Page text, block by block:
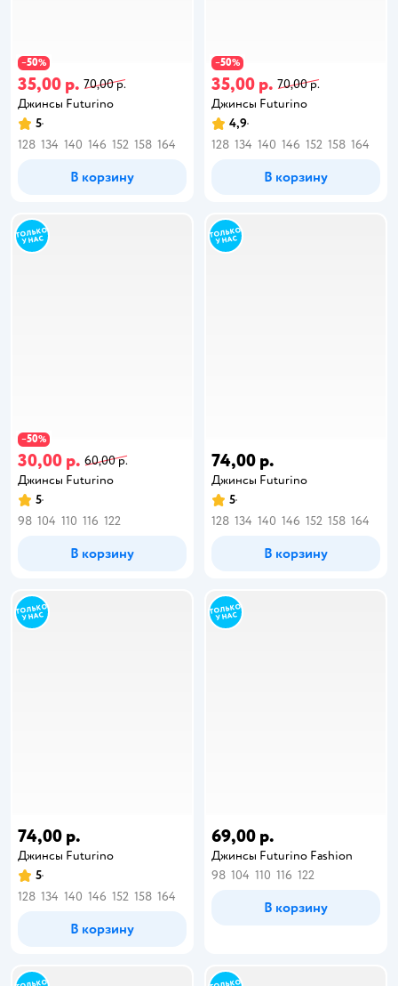
−50%
35,00 р. 70,00 р.
Джинсы Futurino
5
128 134 140 146 152 158 164
В корзину
−50%
35,00 р. 70,00 р.
Джинсы Futurino
4,9
128 134 140 146 152 158 164
В корзину
−50%
30,00 р. 60,00 р.
Джинсы Futurino
5
98 104 110 116 122
В корзину
74,00 р.
Джинсы Futurino
5
128 134 140 146 152 158 164
В корзину
74,00 р.
Джинсы Futurino
5
128 134 140 146 152 158 164
В корзину
69,00 р.
Джинсы Futurino Fashion
98 104 110 116 122
В корзину